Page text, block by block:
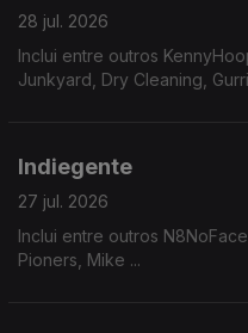
28 jul. 2026
Inclui entre outros
Junkyard, Dry Cleaning,
Indiegente
27 jul. 2026
Inclui entre outros
Pioners, Mike ...